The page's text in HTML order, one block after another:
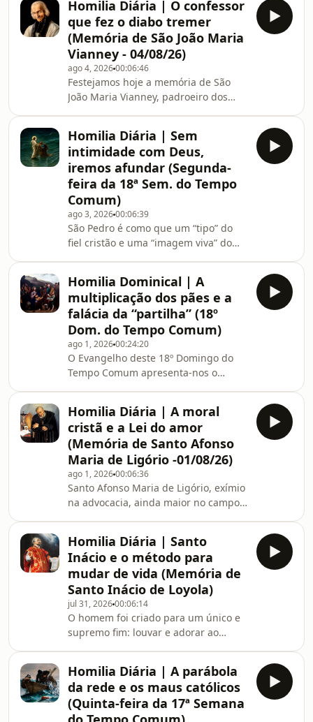
aproximou-se de Jesus: fé, em
primeiro lugar, na sua palavra e no
seu poder; humildade, em seguida,
pois não passamos de pó da terra.
Assim, com fé e humildade,
precisamos também ser
perseverantes, porque o Coração do
Senhor muito se alegra com a
persistência dos que o
Homilia Diária | O confessor
que fez o diabo tremer
(Memória de São João Maria
Vianney - 04/08/26)
ago 4, 202600:06:46
Festejamos hoje a memória de São
João Maria Vianney, padroeiro dos
Cristo, foi um raio de luz com que
Deus iluminou as trevas em que
submergiu a França depois da
Revolução Francesa. O seu exemplo
de penitência e total dedicação às
almas é mais uma prova de que o
cristão, para vencer o mundo, deve
configurar-se ao Senhor pela car
Homilia Diária | Sem
intimidade com Deus,
iremos afundar (Segunda-
feira da 18ª Sem. do Tempo
Comum)
ago 3, 202600:06:39
São Pedro é como que um “tipo” do
fiel cristão e uma “imagem viva” do
heroísmo de momento, das traições e
da devoção superficial, mas
consegue, sem desespero nem
orgulho, voltar à graça de Cristo e
firmar-se no caminho da santidade.
Pretende, pela vontade do Mestre,
andar sobre as águas, mas o primeiro
vento forte basta para faz
Homilia Dominical | A
multiplicação dos pães e a
falácia da “partilha” (18º
Dom. do Tempo Comum)
ago 1, 202600:24:20
O Evangelho deste 18º Domingo do
Tempo Comum apresenta-nos o
qual Nosso Senhor alimentou mais de
cinco mil pessoas. Esse
acontecimento, porém, é
constantemente distorcido e
esvaziado de seu sentido
sobrenatural para que o Evangelho
seja lido como uma cartilha socialista
e o Filho de Deus seja reduzido a um
mero líder revoluc
Homilia Diária | A moral
cristã e a Lei do amor
(Memória de Santo Afonso
Maria de Ligório -01/08/26)
ago 1, 202600:06:36
Santo Afonso Maria de Ligório, exímio
na advocacia, ainda maior no campo
reduz ao puro legalismo, mas
constitui uma prática “encarnada”, em
cada ação, em cada gesto, daquele
amor que nos impele a ser todos de
Cristo e para Cristo.Ouça a homilia do
Padre Paulo Ricardo para este
sábado, dia 1º de agosto, e cantemos
juntos as gló
Homilia Diária | Santo
Inácio e o método para
mudar de vida (Memória de
Santo Inácio de Loyola)
jul 31, 202600:06:14
O homem foi criado para um único e
supremo fim: louvar e adorar ao
eterna. Todas as demais coisas que
existem sobre a Terra foram criadas
em função do homem, isto é, para
Homilia Diária | A parábola
da rede e os maus católicos
(Quinta-feira da 17ª Semana